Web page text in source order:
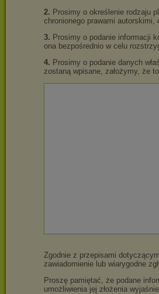
2. Prosimy o określenie rodzaju
chronionego prawami
3. Prosimy o podanie informacji
ona bezpośrednio w celu
4. Prosimy o podanie danych
zostaną wpisane, założymy, że
Zgodnie z przepisami
zawiadomienie lub wiarygodne
Proszę pamiętać, że podane
umożliwienia jej złożenia